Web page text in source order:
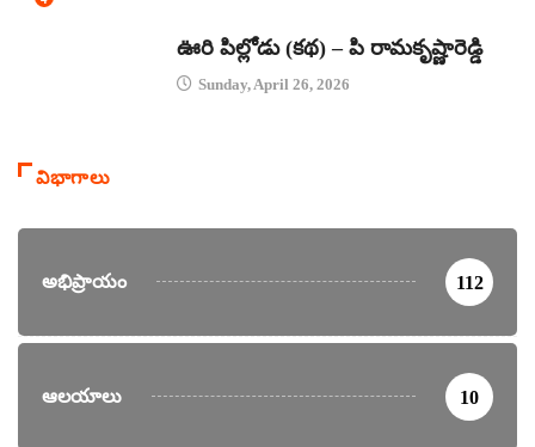
ఊరి పిల్లోడు (కథ) – పి రామకృష్ణారెడ్డి
Sunday, April 26, 2026
విభాగాలు
అభిప్రాయం 112
ఆలయాలు 10